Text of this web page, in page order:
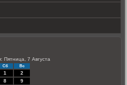
Пятница, 7 Августа
Сб Вс
1
2
8
9